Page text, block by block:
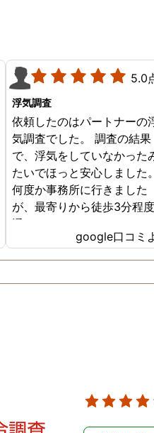
5.0
浮気調査
依頼したのはパートナーの
気調査でした。 調査の結果
で、浮気をしていなかった
たいでほっと安心しました。
何度か事務所に行きました
が、最寄りから徒歩3分程
通いやすかったです。
google口コミ